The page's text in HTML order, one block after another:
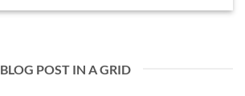
BLOG POST IN A GRID